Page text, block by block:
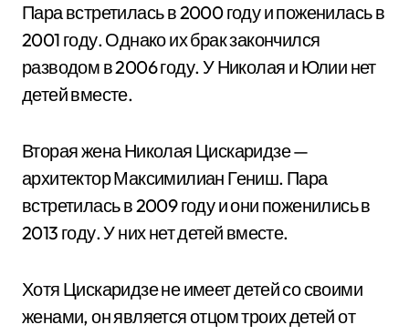
Пара встретилась в 2000 году и поженилась в
2001 году. Однако их брак закончился
разводом в 2006 году. У Николая и Юлии нет
детей вместе.
Вторая жена Николая Цискаридзе —
архитектор Максимилиан Гениш. Пара
встретилась в 2009 году и они поженились в
2013 году. У них нет детей вместе.
Хотя Цискаридзе не имеет детей со своими
женами, он является отцом троих детей от